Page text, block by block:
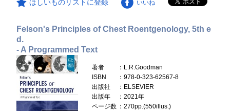
ほしいものリストに登録 いいね
Felson's Principles of Chest Roentgenology, 5th e
d.
- A Programmed Text
著者
：L.R.Goodman
ISBN
：978-0-323-62567-8
出版社
：ELSEVIER
出版年
：2021年
ページ数 ：270pp.(550illus.)